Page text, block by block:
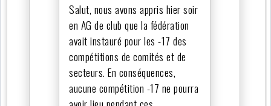
Salut, nous avons appris hier soir
en AG de club que la fédération
avait instauré pour les -17 des
compétitions de comités et de
secteurs. En conséquences,
aucune compétition -17 ne pourra